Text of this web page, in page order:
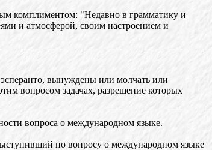
комплиментом: "Недавно в грамматику и
и атмосферой, своим настроением и
вынуждены или молчать или
вопросом задачах, разрешение которых
вопроса о международном языке.
по вопросу о международном языке